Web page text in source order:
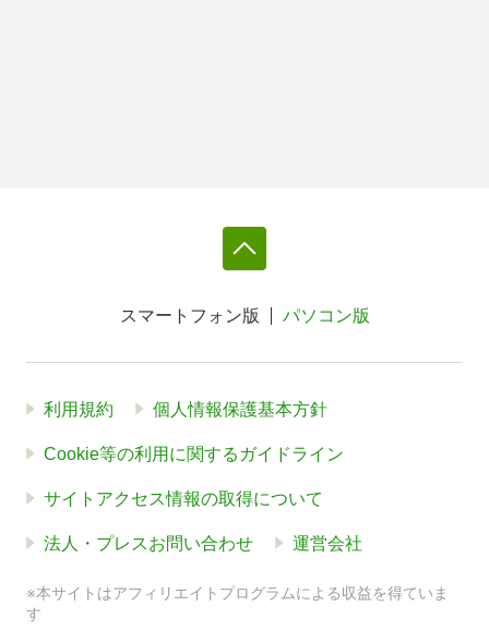
スマートフォン版 パソコン版
利用規約 個人情報保護基本方針
Cookie等の利用に関するガイドライン
サイトアクセス情報の取得について
法人・プレスお問い合わせ 運営会社
※本サイトはアフィリエイトプログラムによる収益を得ていま
す